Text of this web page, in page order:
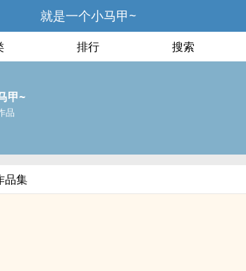
就是一个小马甲~
排行 搜索
甲~
品
品集